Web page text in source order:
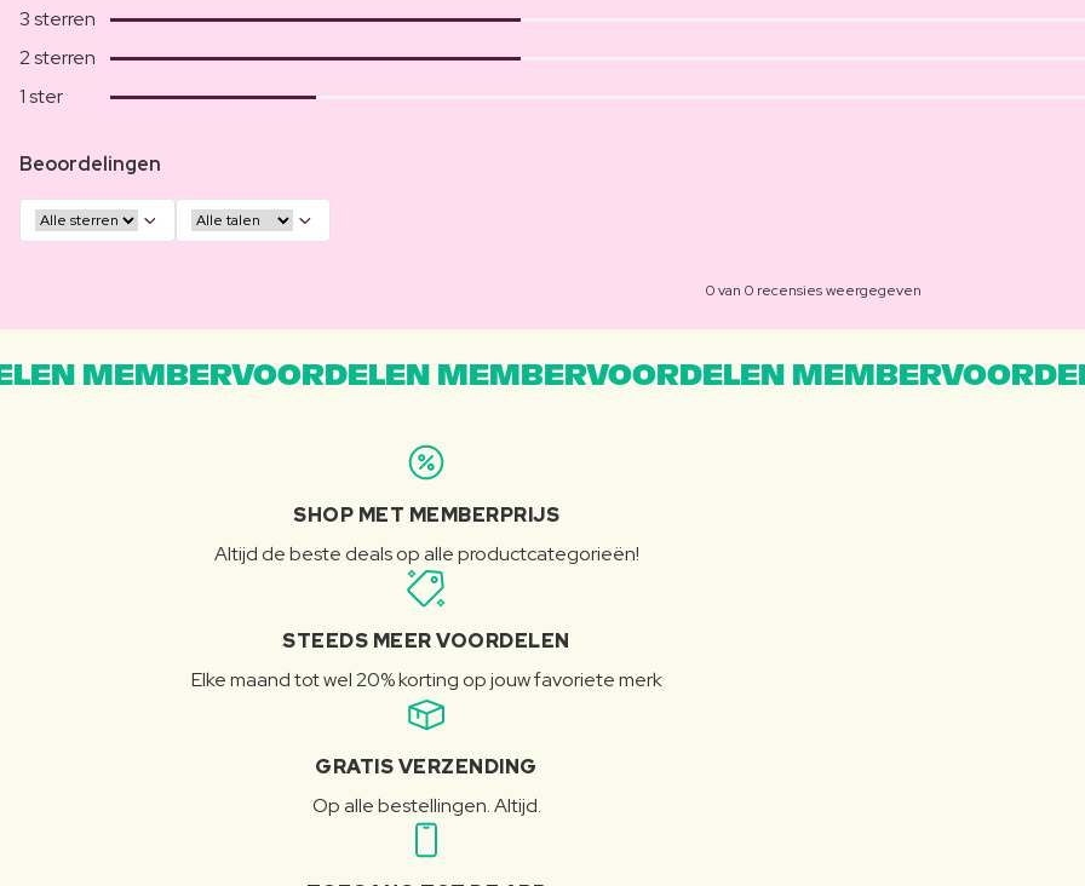
3 sterren
2 sterren
1 ster
Beoordelingen
0 van 0 recensies weergegeven
MEMBERVOORDELEN MEMBERVOORDELEN
SHOP MET MEMBERPRIJS
Altijd de beste deals op alle productcategorieën!
STEEDS MEER VOORDELEN
Elke maand tot wel 20% korting op jouw favoriete merk
GRATIS VERZENDING
Op alle bestellingen. Altijd.